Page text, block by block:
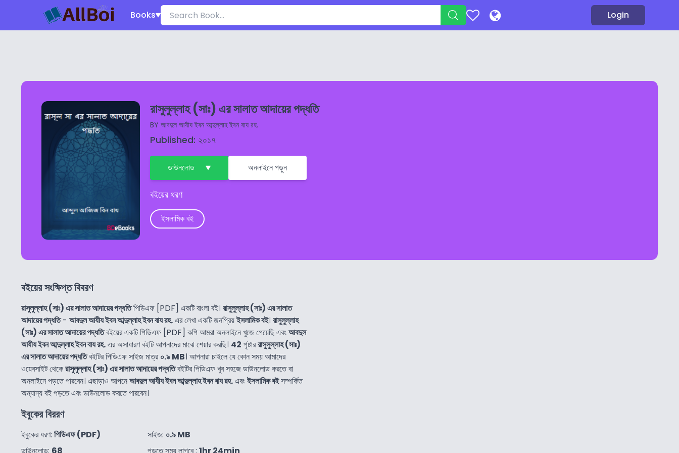
Books Login
রাসুলুল্লাহ (সাঃ) এর সালাত আদায়ের পদ্ধতি
BY আবদুল আযীয ইবন আব্দুল্লাহ ইবন বায রহ.
Published: ২০১৭
ডাউনলোড অনলাইনে পড়ুন
বইয়ের ধরণ
ইসলামিক বই
বইয়ের সংক্ষিপ্ত বিবরণ
রাসুলুল্লাহ (সাঃ) এর সালাত আদায়ের পদ্ধতিপিডিএফ [PDF] একটি বাংলা বই। রাসুলুল্লাহ (সাঃ) এর সালাত
আদায়ের পদ্ধতি- আবদুল আযীয ইবন আব্দুল্লাহ ইবন বায রহ.এর লেখা একটি জনপ্রিয়ইসলামিক বই। রাসুলুল্লাহ
(সাঃ) এর সালাত আদায়ের পদ্ধতিবইয়ের একটি পিডিএফ [PDF] কপি আমরা অনলাইনে খুজে পেয়েছি এবংআবদুল
আযীয ইবন আব্দুল্লাহ ইবন বায রহ.এর অসাধারণ বইটি আপনাদের মাঝে শেয়ার করছি। 42 পৃষ্টাররাসুলুল্লাহ (সাঃ)
এর সালাত আদায়ের পদ্ধতিবইটির পিডিএফ সাইজ মাত্র০.৯ MB। আপনারা চাইলে যে কোন সময় আমাদের
ওয়েবসাইট থেকেরাসুলুল্লাহ (সাঃ) এর সালাত আদায়ের পদ্ধতিবইটির পিডিএফ খুব সহজে ডাউনলোড করতে বা
অনলাইনে পড়তে পারবেন। এছাড়াও আপনেআবদুল আযীয ইবন আব্দুল্লাহ ইবন বায রহ.এবংইসলামিক বইসম্পর্কিত
অন্যান্য বই পড়তে এবং ডাউনলোড করতে পারবেন।
ইবুকের বিররণ
ইবুকের ধরণ: পিডিএফ (PDF)
ডাউনলোড: 68
সাইজ: ০.৯ MB
পড়তে সময় লাগবে : 1hr 24min